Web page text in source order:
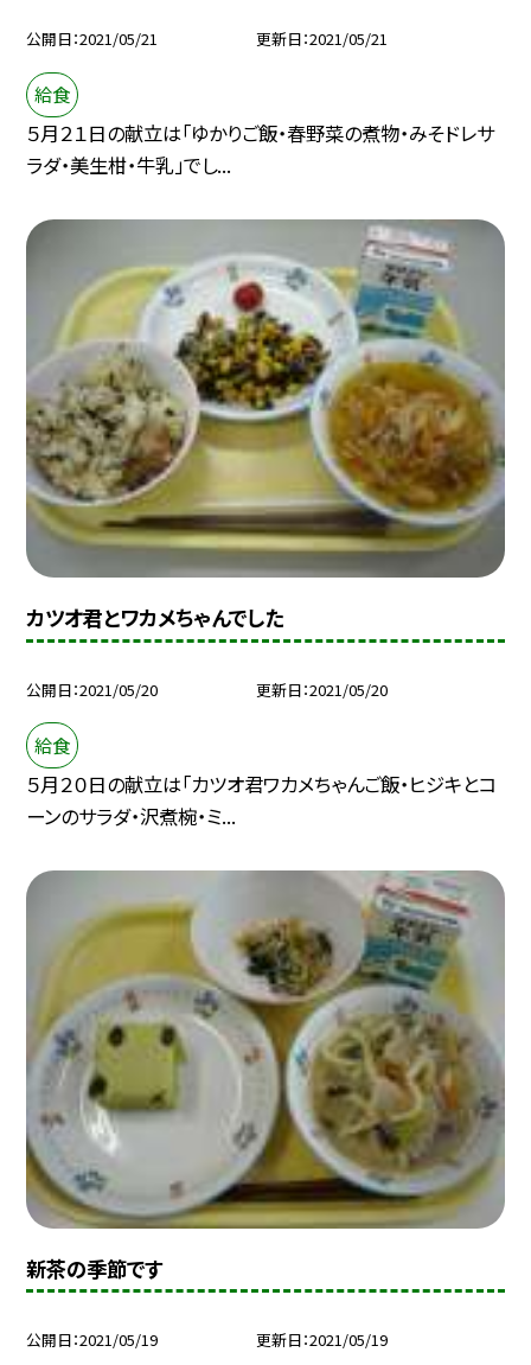
公開日 2021/05/21 更新日 2021/05/21
給食
５月２１日の献立は「ゆかりご飯・春野菜の煮物・みそドレサ
ラダ・美生柑・牛乳」でし...
カツオ君とワカメちゃんでした
公開日 2021/05/20 更新日 2021/05/20
給食
５月２０日の献立は「カツオ君ワカメちゃんご飯・ヒジキとコ
ーンのサラダ・沢煮椀・ミ...
新茶の季節です
公開日 2021/05/19 更新日 2021/05/19